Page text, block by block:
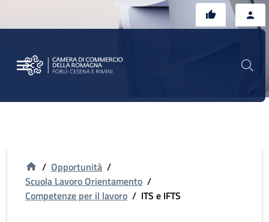
/ Opportunità /
Scuola Lavoro Orientamento /
Competenze per il lavoro / ITS e IFTS